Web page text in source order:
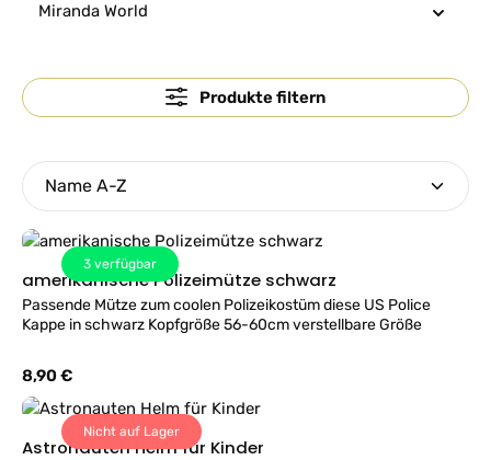
Miranda World
Produkte filtern
3 verfügbar
amerikanische Polizeimütze schwarz
Passende Mütze zum coolen Polizeikostüm diese US Police
Kappe in schwarz Kopfgröße 56-60cm verstellbare Größe
Regulärer Preis:
8,90 €
Nicht auf Lager
Astronauten Helm für Kinder